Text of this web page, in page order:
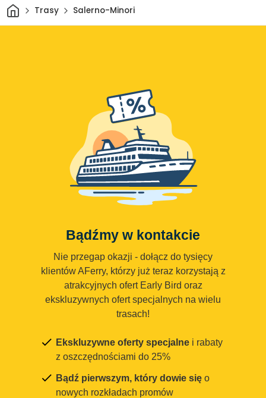
DomTrasy Salerno-Minori
Bądźmy w kontakcie
Nie przegap okazji - dołącz do tysięcy
klientów AFerry, którzy już teraz korzystają z
atrakcyjnych ofert Early Bird oraz
ekskluzywnych ofert specjalnych na wielu
trasach!
Ekskluzywne oferty specjalne i rabaty
z oszczędnościami do 25%
Bądź pierwszym, który dowie się o
nowych rozkładach promów